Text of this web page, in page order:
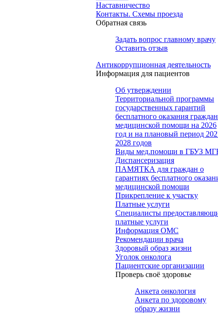
Наставничество
Контакты. Схемы проезда
Обратная связь
Задать вопрос главному врачу
Оставить отзыв
Антикоррупционная деятельность
Информация для пациентов
Об утверждении
Территориальной программы
государственных гарантий
бесплатного оказания
медицинской помощи на 2026
год и на плановый период
2028 годов
Виды мед.помощи в ГБУЗ
Диспансеризация
ПАМЯТКА для граждан о
гарантиях бесплатного
медицинской помощи
Прикрепление к участку
Платные услуги
Специалисты
платные услуги
Информация ОМС
Рекомендации врача
Здоровый образ жизни
Уголок онколога
Пациентские организации
Проверь своё здоровье
Анкета онкология
Анкета по здоровому
образу жизни